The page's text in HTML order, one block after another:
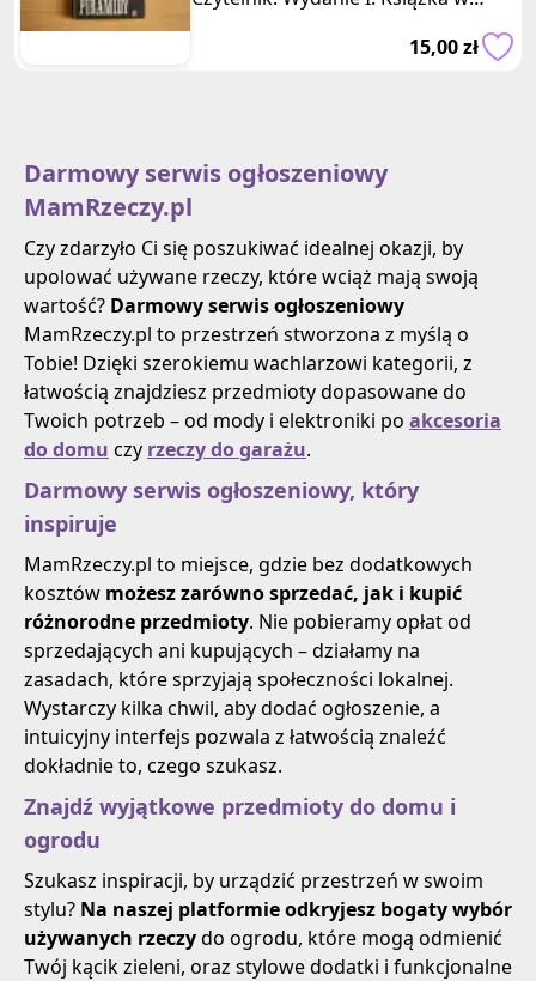
miękkiej oprawie z obwolutą, o w
15,00 zł
Darmowy serwis ogłoszeniowy
MamRzeczy.pl
Czy zdarzyło Ci się poszukiwać idealnej okazji, by
upolować używane rzeczy, które wciąż mają swoją
wartość? Darmowy serwis ogłoszeniowy
MamRzeczy.pl to przestrzeń stworzona z myślą o
Tobie! Dzięki szerokiemu wachlarzowi kategorii, z
łatwością znajdziesz przedmioty dopasowane do
Twoich potrzeb – od mody i elektroniki po akcesoria
do domu czy rzeczy do garażu.
Darmowy serwis ogłoszeniowy, który
inspiruje
MamRzeczy.pl to miejsce, gdzie bez dodatkowych
kosztów możesz zarówno sprzedać, jak i kupić
różnorodne przedmioty. Nie pobieramy opłat od
sprzedających ani kupujących – działamy na
zasadach, które sprzyjają społeczności lokalnej.
Wystarczy kilka chwil, aby dodać ogłoszenie, a
intuicyjny interfejs pozwala z łatwością znaleźć
dokładnie to, czego szukasz.
Znajdź wyjątkowe przedmioty do domu i
ogrodu
Szukasz inspiracji, by urządzić przestrzeń w swoim
stylu? Na naszej platformie odkryjesz bogaty wybór
używanych rzeczydo ogrodu, które mogą odmienić
Twój kącik zieleni, oraz stylowe dodatki i funkcjonalne